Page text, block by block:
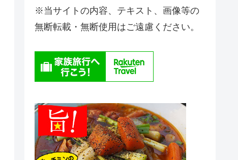
※当サイトの内容、テキスト、画像等の
無断転載・無断使用はご遠慮ください。